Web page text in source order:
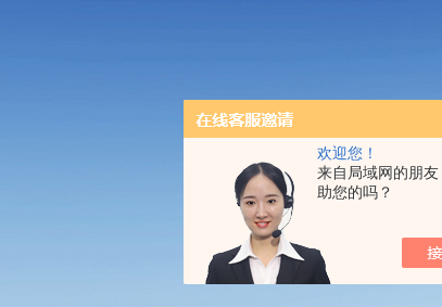
欢迎您！
来自局域网的朋
助您的吗？